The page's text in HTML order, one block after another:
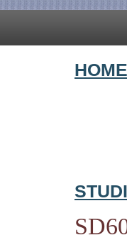
HOME